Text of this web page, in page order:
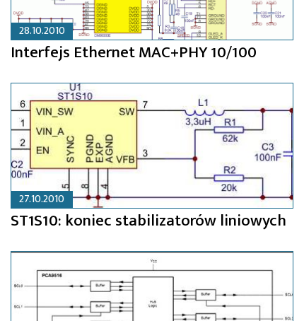
28.10.2010
Interfejs Ethernet MAC+PHY 10/100
27.10.2010
ST1S10: koniec stabilizatorów liniowych